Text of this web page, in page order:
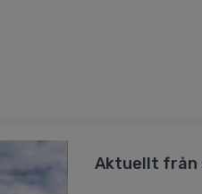
Aktuellt från